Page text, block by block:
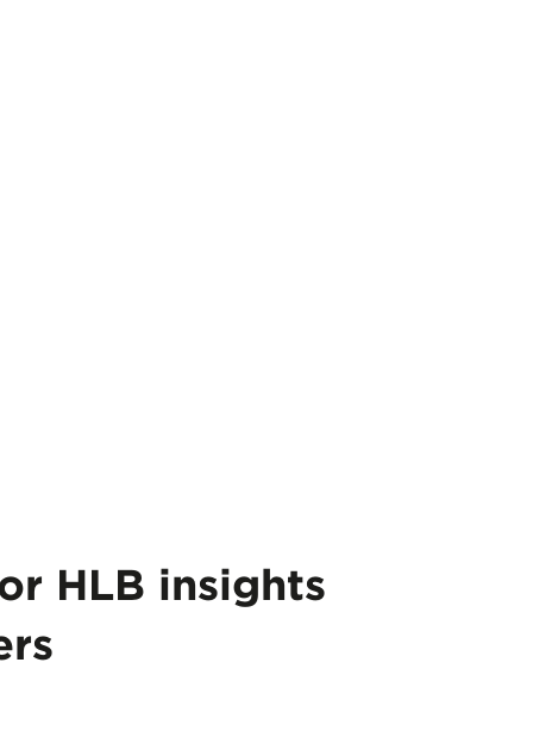
HLB insights